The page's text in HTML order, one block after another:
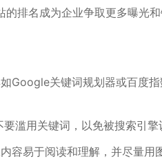
排名成为企业争取更多曝光
Google关键词规划器或百度
滥用关键词，以免被搜索引擎
易于阅读和理解，并尽量用